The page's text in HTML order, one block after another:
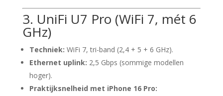
3. UniFi U7 Pro (WiFi 7, mét 6
GHz)
Techniek: WiFi 7, tri-band (2,4 + 5 + 6 GHz).
Ethernet uplink: 2,5 Gbps (sommige modellen
hoger).
Praktijksnelheid met iPhone 16 Pro: